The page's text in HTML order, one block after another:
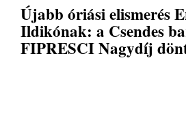
Újabb óriási elismerés
Ildikónak: a Csendes
FIPRESCI Nagydíj